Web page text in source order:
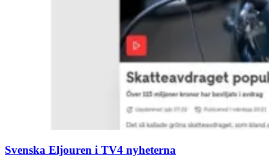
Svenska Eljouren i TV4 nyheterna